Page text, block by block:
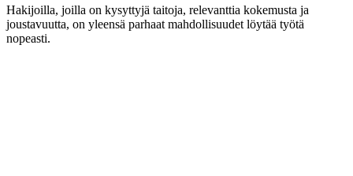
Hakijoilla, joilla on kysyttyjä taitoja, relevanttia kokemusta ja
joustavuutta, on yleensä parhaat mahdollisuudet löytää työtä
nopeasti.